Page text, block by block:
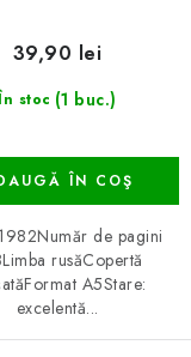
În stoc (1 buc.)
39,90 lei
ÎN COŞ
de pagini
rusăCopertă
A5Stare:
excelentă...